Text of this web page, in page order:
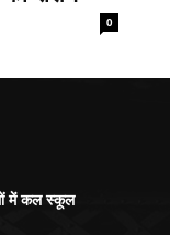
0
में कल स्कूल